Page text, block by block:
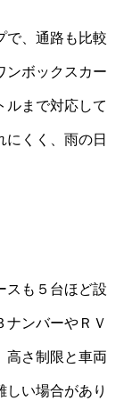
で、通路も比較
ンボックスカー
ルまで対応して
にくく、雨の日
スも５台ほど設
ナンバーやＲＶ
高さ制限と車両
い場合があり